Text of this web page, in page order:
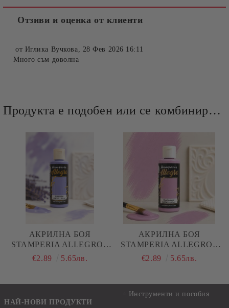
Отзиви и оценка от клиенти
от Иглика Вучкова, 28 Фев 2026 16:11
Много съм доволна
Продукта е подобен или се комбинира добре и със следните продукти :
АКРИЛНА БОЯ
STAMPERIA ALLEGRO -
LAVENDER - 60 МЛ.
€2.89 5.65лв.
АКРИЛНА БОЯ
STAMPERIA ALLEGRO -
CYCLAMEN - 60 МЛ.
€2.89 5.65лв.
НАЙ-НОВИ ПРОДУКТИ
Инструменти и пособия